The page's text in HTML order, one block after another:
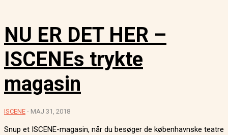
NU ER DET HER –
ISCENEs trykte
magasin
ISCENE - MAJ 31, 2018
Snup et ISCENE-magasin, når du besøger de københavnske teatre